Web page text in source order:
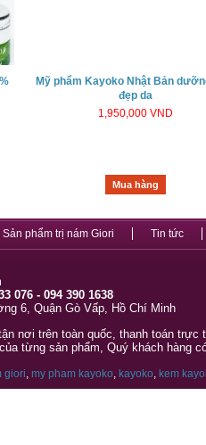
Mỹ phẩm Kayoko Nhật Bản
đẹp da
1,950,000 VND
Mua hàng
Sản phẩm trị nám Giori Tin tức
076 - 094 390 1638
6, Quận Gò Vấp, Hồ Chí Minh
nơi trên toàn quốc, thanh toán
từng sản phẩm, Quý khách hàng
giori, my pham kayoko, kayoko, kem